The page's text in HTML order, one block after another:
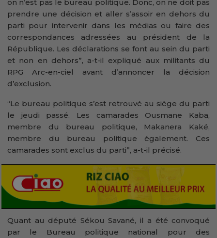
on n’est pas le bureau politique. Donc, on ne doit pas
prendre une décision et aller s’assoir en dehors du
parti pour intervenir dans les médias ou faire des
correspondances adressées au président de la
République. Les déclarations se font au sein du parti
et non en dehors”, a-t-il expliqué aux militants du
RPG Arc-en-ciel avant d’annoncer la décision
d’exclusion.
“Le bureau politique s’est retrouvé au siège du parti
le jeudi passé. Les camarades Ousmane Kaba,
membre du bureau politique, Makanera Kaké,
membre du bureau politique également. Ces
camarades sont exclus du parti”, a-t-il précisé.
Quant au député Sékou Savané, il a été convoqué
par le Bureau politique national pour des